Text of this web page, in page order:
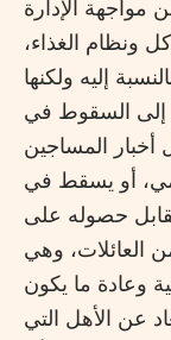
مواجهة الإدارة
ونظام الغذاء،
إليه ولكنها
إلى السقوط في
أخبار المساجين
أو يسقط في
حصوله على
العائلات، وهي
وعادة ما يكون
عن الأهل التي